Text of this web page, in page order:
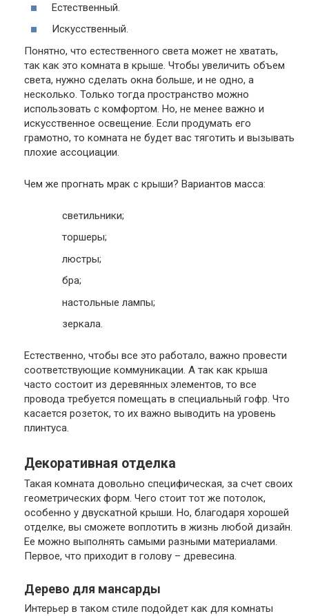
Естественный.
Искусственный.
Понятно, что естественного света может не хватать,
так как это комната в крыше. Чтобы увеличить объем
света, нужно сделать окна больше, и не одно, а
несколько. Только тогда пространство можно
использовать с комфортом. Но, не менее важно и
искусственное освещение. Если продумать его
грамотно, то комната не будет вас тяготить и вызывать
плохие ассоциации.
Чем же прогнать мрак с крыши? Вариантов масса:
светильники;
торшеры;
люстры;
бра;
настольные лампы;
зеркала.
Естественно, чтобы все это работало, важно провести
соответствующие коммуникации. А так как крыша
часто состоит из деревянных элементов, то все
провода требуется помещать в специальный гофр. Что
касается розеток, то их важно выводить на уровень
плинтуса.
Декоративная отделка
Такая комната довольно специфическая, за счет своих
геометрических форм. Чего стоит тот же потолок,
особенно у двускатной крыши. Но, благодаря хорошей
отделке, вы сможете воплотить в жизнь любой дизайн.
Ее можно выполнять самыми разными материалами.
Первое, что приходит в голову – древесина.
Дерево для мансарды
Интерьер в таком стиле подойдет как для комнаты